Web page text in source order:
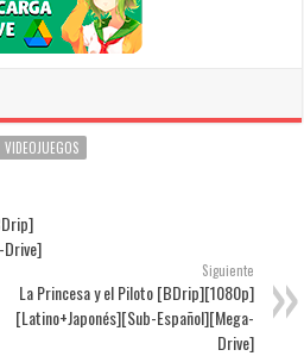
VIDEOJUEGOS
Siguiente
La Princesa y el Piloto [BDrip][1080p]
[Latino+Japonés][Sub-Español][Mega-
Drive]